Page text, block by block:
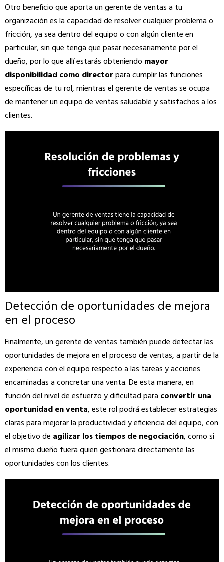
Otro beneficio que aporta un gerente de ventas a tu
organización es la capacidad de resolver cualquier problema o
fricción, ya sea dentro del equipo o con algún cliente en
particular, sin que tenga que pasar necesariamente por el
dueño, por lo que allí estarás obteniendo mayor
disponibilidad como directorpara cumplir las funciones
específicas de tu rol, mientras el gerente de ventas se ocupa
de mantener un equipo de ventas saludable y satisfachos a los
clientes.
Detección de oportunidades de mejora
en el proceso
Finalmente, un gerente de ventas también puede detectar las
oportunidades de mejora en el proceso de ventas, a partir de la
experiencia con el equipo respecto a las tareas y acciones
encaminadas a concretar una venta. De esta manera, en
función del nivel de esfuerzo y dificultad para convertir una
oportunidad en venta, este rol podrá establecer estrategias
claras para mejorar la productividad y eficiencia del equipo, con
el objetivo de agilizar los tiempos de negociación, como si
el mismo dueño fuera quien gestionara directamente las
oportunidades con los clientes.